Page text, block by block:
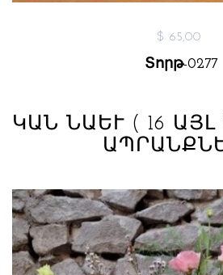
$ 65,00
Տորթ-0277
ԿԱՆ ՆԱԵՒ ( 16